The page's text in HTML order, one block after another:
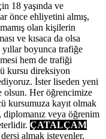
18 yaşında ve
önce ehliyetini almış,
olan kişilerin
ve kısaca da olsa
yıllar boyunca trafiğe
hem de trafiği
kursu direksiyon
İster liseden yeni
olsun. Her öğrencimize
kursumuza kayıt olmak
diplomanız veya öğrenim
ÇATALÇAM
almak isteyenler,